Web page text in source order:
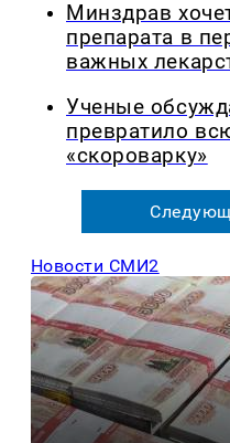
Минздрав
препарата в
важных
Ученые
превратило
«скороварку»
Новости СМИ2